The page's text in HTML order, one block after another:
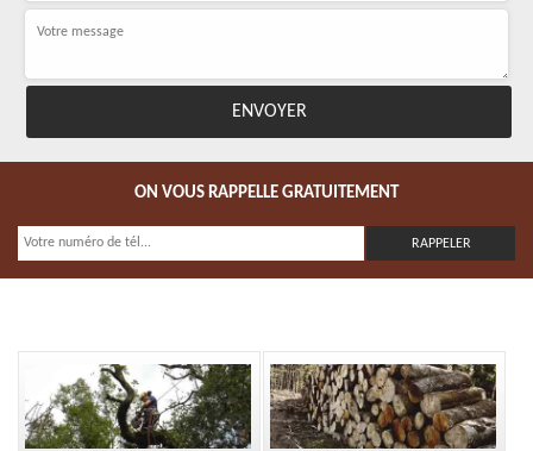
ON VOUS RAPPELLE GRATUITEMENT